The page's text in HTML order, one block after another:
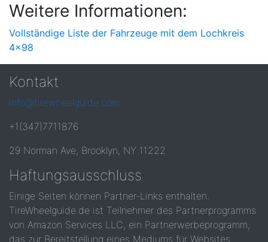
Weitere Informationen:
Vollständige Liste der Fahrzeuge mit dem Lochkreis
4x98
Kontakt
info@tirewheelguide.com
+1(347)7711876
29 Norman Ave, Brooklyn, NY 11222
Haftungsausschluss
Einige Seiten können Partner-Links enthalten.
TireWheelguide.de ist Teilnehmer des Partnerprogramms
von Amazon Services LLC, ein Partnerwerbeprogramm,
das zur Bereitstellung eines Mediums für Websites